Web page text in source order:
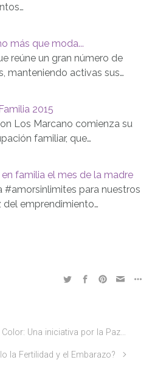
más que moda...
reúne un gran número de
manteniendo activas sus…
2015
Los Marcano comienza su
familiar, que…
familia el mes de la madre
#amorsinlimites para nuestros
del emprendimiento…
Una iniciativa por la Paz…
la Fertilidad y el Embarazo?